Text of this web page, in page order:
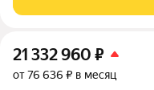
на автомобиле до
21 332 960 ₽
от 76 636 ₽ в месяц